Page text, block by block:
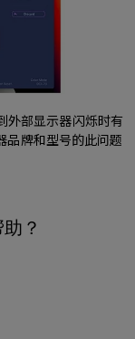
外部显示器闪烁时有
品牌和型号的此问题
？